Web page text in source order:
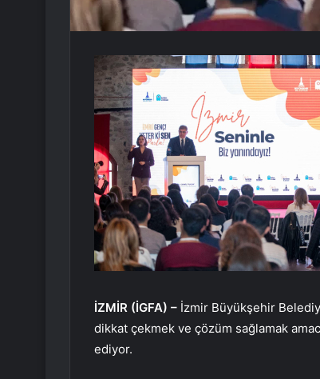
İZMİR (İGFA) – İzmir Büyükşehir
dikkat çekmek ve çözüm sağlamak
ediyor.